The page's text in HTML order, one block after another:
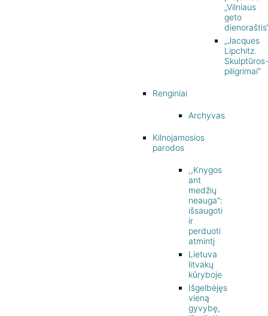
„Vilniaus
geto
„Jacques
Lipchitz.
Skulptūros-
piligrimai“
Renginiai
Archyvas
Kilnojamosios
parodos
,,Knygos
ant
medžių
neauga":
išsaugoti
ir
perduoti
atmintį
Lietuva
litvakų
kūryboje
Išgelbėjęs
vieną
gyvybę,